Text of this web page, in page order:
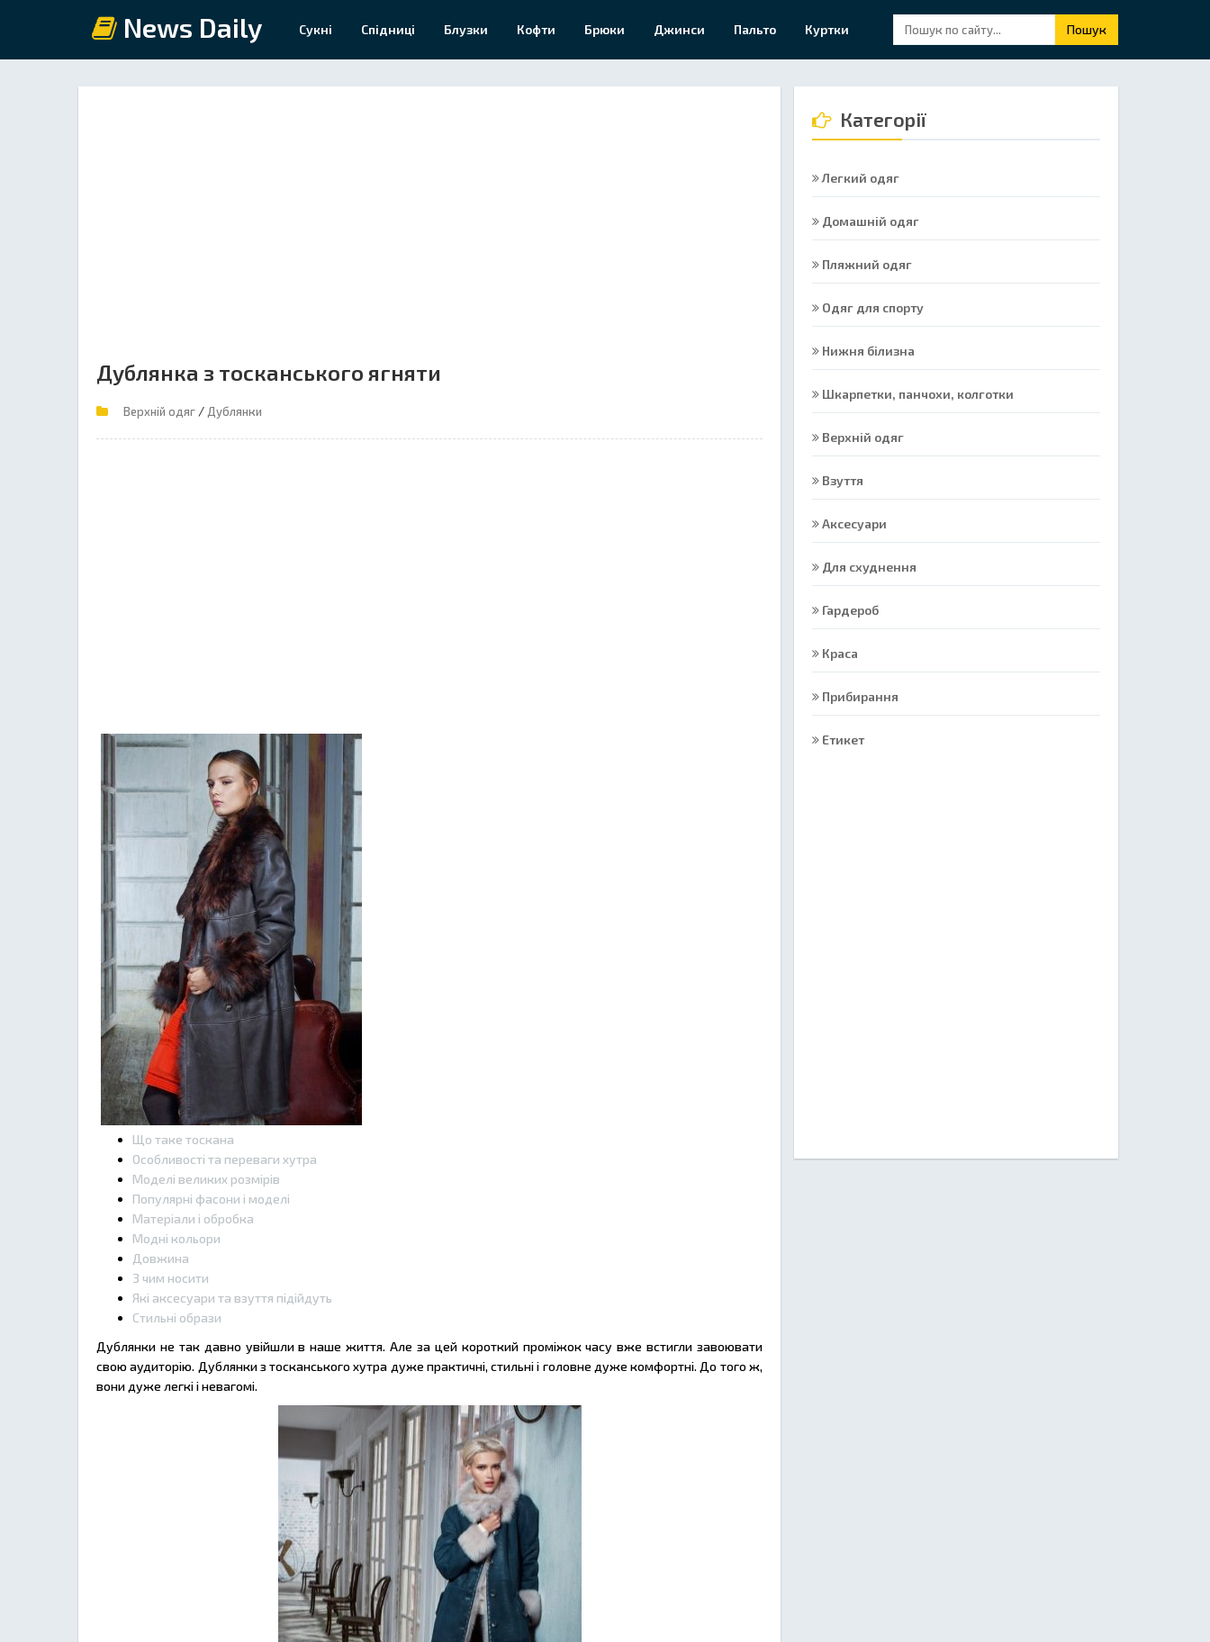
News Daily Сукні Спідниці Блузки Кофти Брюки Джинси Пальто Куртки Пошук
Дублянка з тосканського ягняти
Верхній одяг / Дублянки
Що таке тоскана
Особливості та переваги хутра
Моделі великих розмірів
Популярні фасони і моделі
Матеріали і обробка
Модні кольори
Довжина
З чим носити
Які аксесуари та взуття підійдуть
Стильні образи
Дублянки не так давно увійшли в наше життя. Але за цей короткий проміжок часу вже встигли завоювати
свою аудиторію. Дублянки з тосканського хутра дуже практичні, стильні і головне дуже комфортні. До того ж,
вони дуже легкі і невагомі.
Категорії
Легкий одяг
Домашній одяг
Пляжний одяг
Одяг для спорту
Нижня білизна
Шкарпетки, панчохи, колготки
Верхній одяг
Взуття
Аксесуари
Для схуднення
Гардероб
Краса
Прибирання
Етикет